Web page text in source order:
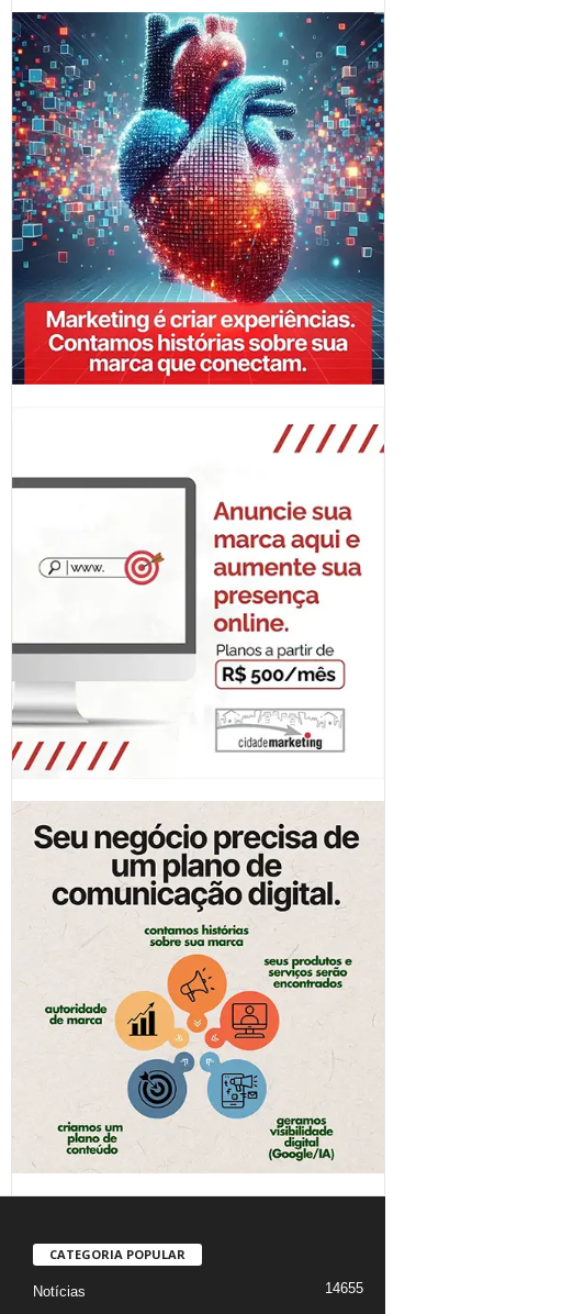
CATEGORIA POPULAR
Notícias
14655